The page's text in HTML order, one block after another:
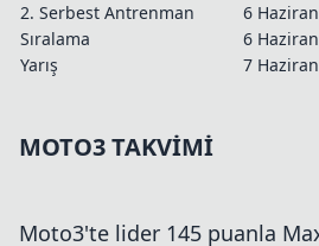
2. Serbest Antrenman
6
Sıralama
6
Yarış
7
MOTO3 TAKVİMİ
Moto3'te lider 145 puanla